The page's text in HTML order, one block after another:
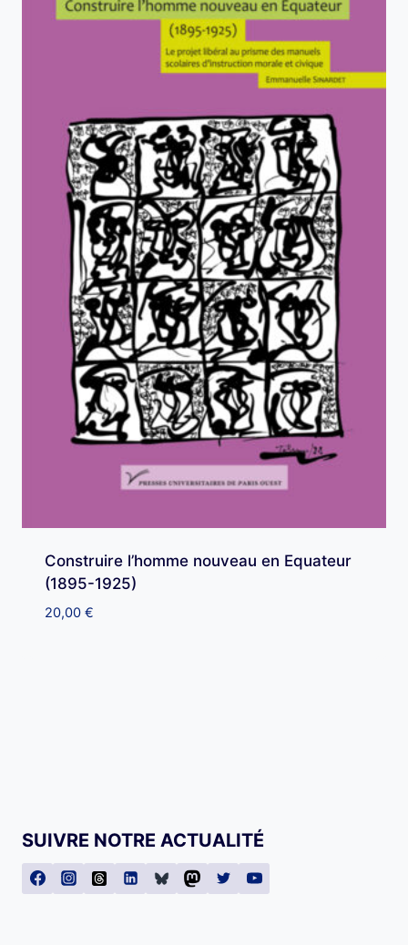
Construire l’homme nouveau en Equateur
(1895-1925)
20,00 €
SUIVRE NOTRE ACTUALITÉ